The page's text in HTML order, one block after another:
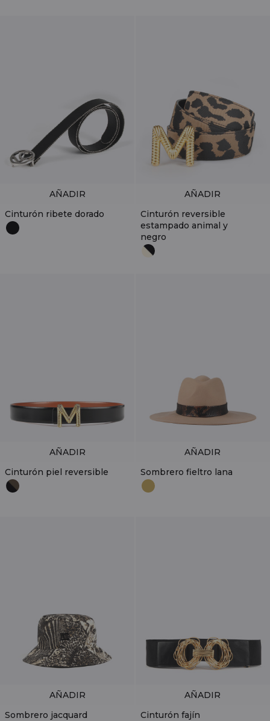
Cinturón ribete dorado
AÑADIR
Cinturón reversible
estampado animal y
negro
AÑADIR
Cinturón piel reversible
AÑADIR
Sombrero fieltro lana
AÑADIR
Sombrero jacquard
AÑADIR
Cinturón fajín
AÑADIR